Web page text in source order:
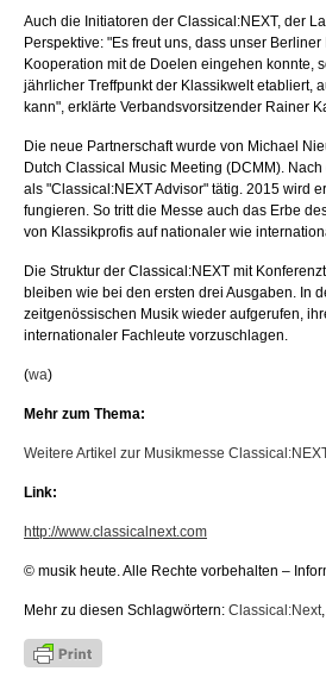
Auch die Initiatoren der Classical:NEXT, der
Perspektive: "Es freut uns, dass unser
Kooperation mit de Doelen eingehen konnte,
jährlicher Treffpunkt der Klassikwelt etabliert,
kann", erklärte Verbandsvorsitzender Rainer
Die neue Partnerschaft wurde von Michael
Dutch Classical Music Meeting (DCMM).
als "Classical:NEXT Advisor" tätig. 2015 wird
fungieren. So tritt die Messe auch das Erbe
von Klassikprofis auf nationaler wie
Die Struktur der Classical:NEXT mit
bleiben wie bei den ersten drei Ausgaben. In
zeitgenössischen Musik wieder aufgerufen,
internationaler Fachleute vorzuschlagen.
(wa)
Mehr zum Thema:
Weitere Artikel zur Musikmesse
Link:
http://www.classicalnext.com
© musik heute. Alle Rechte vorbehalten –
Mehr zu diesen Schlagwörtern: Classical:Next,